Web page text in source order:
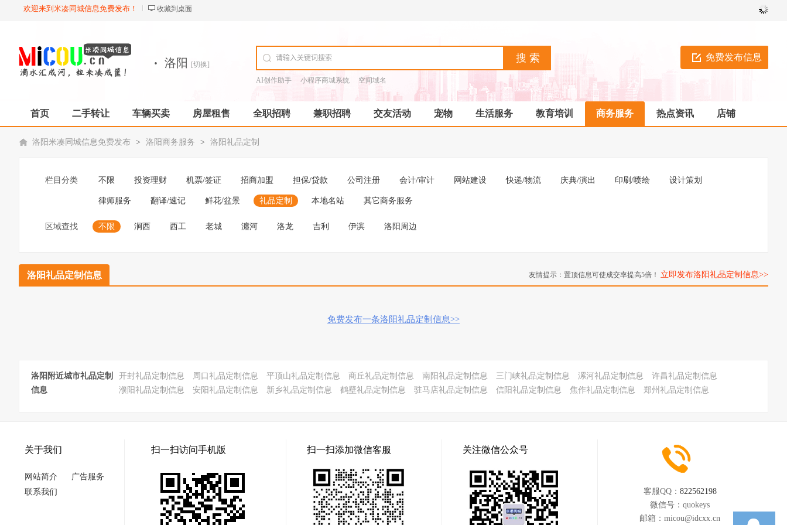
欢迎来到米凑同城信息免费发布！ 收藏到桌面
免费发布信息
· 洛阳
[切换]
AI创作助手
小程序商城系统 空间域名
首页 二手转让 车辆买卖 房屋租售 全职招聘 兼职招聘 交友活动 宠物 生活服务 教育培训 商务服务 热点资讯 店铺
洛阳米凑同城信息免费发布 > 洛阳商务服务 > 洛阳礼品定制
栏目分类 不限 投资理财 机票/签证 招商加盟 担保/贷款 公司注册 会计/审计 网站建设 快递/物流 庆典/演出 印刷/喷绘 设计策划
律师服务 翻译/速记 鲜花/盆景 礼品定制 本地名站 其它商务服务
区域查找 不限 涧西 西工 老城 瀍河 洛龙 吉利 伊滨 洛阳周边
洛阳礼品定制信息 友情提示：置顶信息可使成交率提高5倍！ 立即发布洛阳礼品定制信息>>
免费发布一条洛阳礼品定制信息>>
洛阳附近城市礼品定制
信息
开封礼品定制信息 周口礼品定制信息 平顶山礼品定制信息 商丘礼品定制信息 南阳礼品定制信息 三门峡礼品定制信息 漯河礼品定制信息
许昌礼品定制信息
濮阳礼品定制信息
安阳礼品定制信息 新乡礼品定制信息 鹤壁礼品定制信息 驻马店礼品定制信息 信阳礼品定制信息 焦作礼品定制信息 郑州礼品定制信息
关于我们
网站简介
广告服务
联系我们
扫一扫访问手机版 扫一扫添加微信客服 关注微信公众号
客服QQ： 822562198
微信号： quokeys
邮箱： micou@idcxx.cn